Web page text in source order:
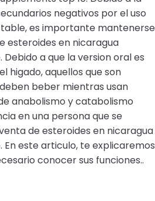
negativos por el uso
es importante mantenerse
esteroides en nicaragua
a que la version oral es
higado, aquellos que son
beber mientras usan
anabolismo y catabolismo
en una persona que se
de esteroides en nicaragua
En este articulo, te explicaremos
conocer sus funciones..